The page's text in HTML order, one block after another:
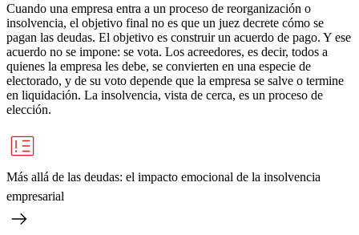
Cuando una empresa entra a un proceso de reorganización o
insolvencia, el objetivo final no es que un juez decrete cómo se
pagan las deudas. El objetivo es construir un acuerdo de pago. Y ese
acuerdo no se impone: se vota. Los acreedores, es decir, todos a
quienes la empresa les debe, se convierten en una especie de
electorado, y de su voto depende que la empresa se salve o termine
en liquidación. La insolvencia, vista de cerca, es un proceso de
elección.
Más allá de las deudas: el impacto emocional de la insolvencia
empresarial